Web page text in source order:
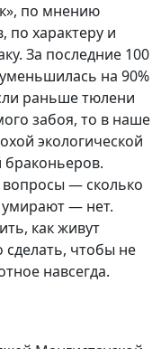
по мнению
по характеру и
За последние 100
на 90%
раньше тюлени
забоя, то в наше
экологической
браконьеров.
вопросы — сколько
— нет.
как живут
чтобы не
навсегда.